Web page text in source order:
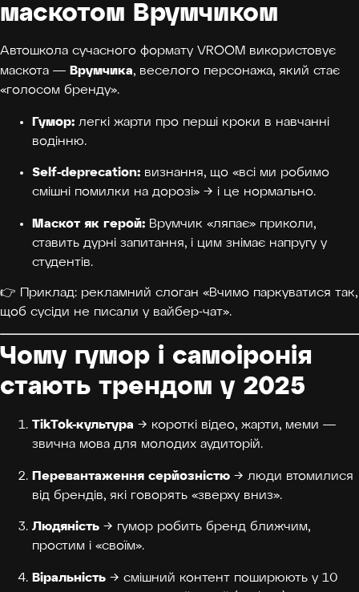
маскотом Врумчиком
Автошкола сучасного формату VROOM використовує
маскота — Врумчика, веселого персонажа, який стає
«голосом бренду».
Гумор: легкі жарти про перші кроки в навчанні
водінню.
Self-deprecation: визнання, що «всі ми робимо
смішні помилки на дорозі» → і це нормально.
Маскот як герой: Врумчик «ляпає» приколи,
ставить дурні запитання, і цим знімає напругу у
студентів.
👉 Приклад: рекламний слоган «Вчимо паркуватися так,
щоб сусіди не писали у вайбер-чат».
Чому гумор і самоіронія
стають трендом у 2025
TikTok-культура → короткі відео, жарти, меми —
звична мова для молодих аудиторій.
Перевантаження серйозністю → люди втомилися
від брендів, які говорять «зверху вниз».
Людяність → гумор робить бренд ближчим,
простим і «своїм».
Віральність → смішний контент поширюють у 10